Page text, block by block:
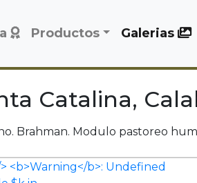
Productos Galerias
Catalina,
Brahman. Modulo pastoreo